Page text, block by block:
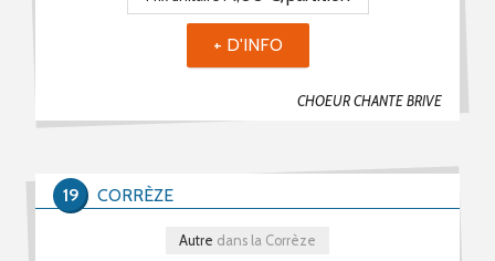
CHOEUR CHANTE BRIVE
+ D'INFO
Autre dans la Corrèze
CORRÈZE
19